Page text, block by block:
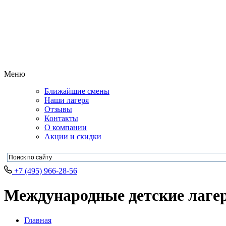
Меню
Ближайшие смены
Наши лагеря
Отзывы
Контакты
О компании
Акции и скидки
+7 (495) 966-28-56
Международные детские
Главная